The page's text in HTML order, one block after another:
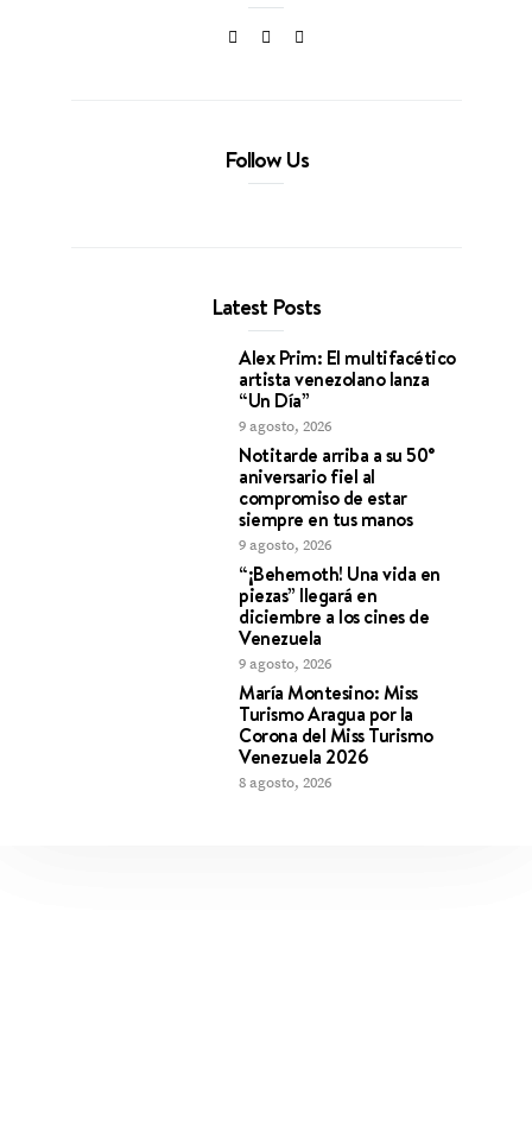
Follow Us
Latest Posts
Alex Prim: El multifacético
artista venezolano lanza
“Un Día”
9 agosto, 2026
Notitarde arriba a su 50°
aniversario fiel al
compromiso de estar
siempre en tus manos
9 agosto, 2026
“¡Behemoth! Una vida en
piezas” llegará en
diciembre a los cines de
Venezuela
9 agosto, 2026
María Montesino: Miss
Turismo Aragua por la
Corona del Miss Turismo
Venezuela 2026
8 agosto, 2026